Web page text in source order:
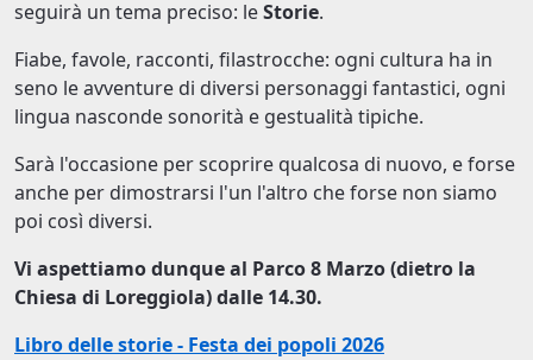
seguirà un tema preciso: leStorie.
Fiabe, favole, racconti, filastrocche: ogni cultura ha in
seno le avventure di diversi personaggi fantastici, ogni
lingua nasconde sonorità e gestualità tipiche.
Sarà l'occasione per scoprire qualcosa di nuovo, e forse
anche per dimostrarsi l'un l'altro che forse non siamo
poi così diversi.
Vi aspettiamo dunque al Parco 8 Marzo (dietro la
Chiesa di Loreggiola) dalle 14.30.
Libro delle storie - Festa dei popoli 2026